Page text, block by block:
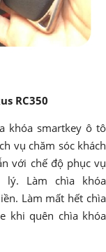
RC350
khóa smartkey ô tô
vụ chăm sóc khách
với chế độ phục vụ
lý. Làm chìa khóa
Làm mất hết chìa
khi quên chìa khóa